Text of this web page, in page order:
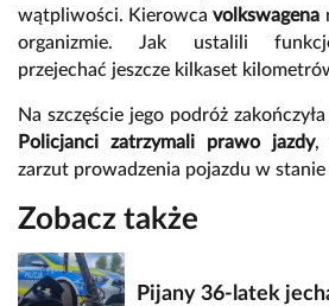
wątpliwości. Kierowcavolkswagena
organizmie. Jak ustalili
przejechać jeszcze kilkaset
Na szczęście jego podróż
Policjanci zatrzymali prawo jazdy,
zarzut prowadzenia pojazdu w
Zobacz także
Pijany 36-latek